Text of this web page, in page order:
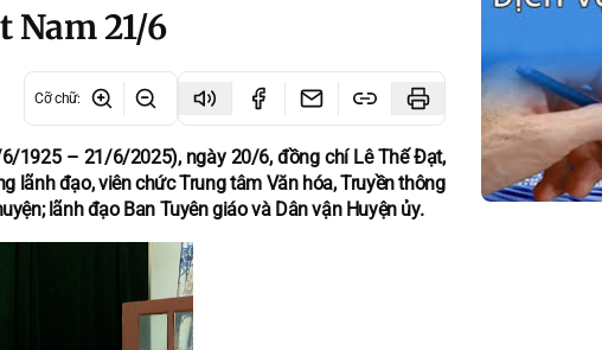
Nam 21/6
Cỡ chữ:
1925 – 21/6/2025), ngày 20/6, đồng chí Lê Thế Đạt,
lãnh đạo, viên chức Trung tâm Văn hóa, Truyền thông
lãnh đạo Ban Tuyên giáo và Dân vận Huyện ủy.